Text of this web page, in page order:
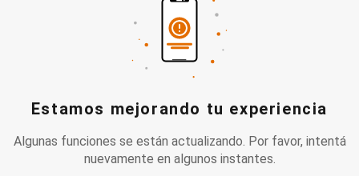
Estamos mejorando tu experiencia
Algunas funciones se están actualizando. Por favor, intentá
nuevamente en algunos instantes.